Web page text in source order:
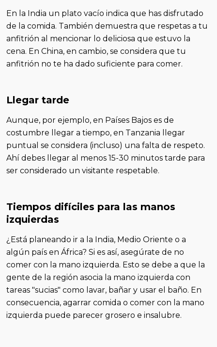
En la India un plato vacío indica que has disfrutado
de la comida. También demuestra que respetas a tu
anfitrión al mencionar lo deliciosa que estuvo la
cena. En China, en cambio, se considera que tu
anfitrión no te ha dado suficiente para comer.
Llegar tarde
Aunque, por ejemplo, en Países Bajos es de
costumbre llegar a tiempo, en Tanzania llegar
puntual se considera (incluso) una falta de respeto.
Ahí debes llegar al menos 15-30 minutos tarde para
ser considerado un visitante respetable.
Tiempos difíciles para las manos
izquierdas
¿Está planeando ir a la India, Medio Oriente o a
algún país en África? Si es así, asegúrate de no
comer con la mano izquierda. Esto se debe a que la
gente de la región asocia la mano izquierda con
tareas "sucias" como lavar, bañar y usar el baño. En
consecuencia, agarrar comida o comer con la mano
izquierda puede parecer grosero e insalubre.